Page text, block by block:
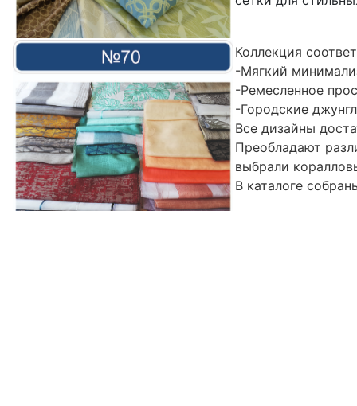
Коллекция
-Мягкий
-Ремесленное
-Городские
Все дизайны
Преобладают
выбрали
В каталоге